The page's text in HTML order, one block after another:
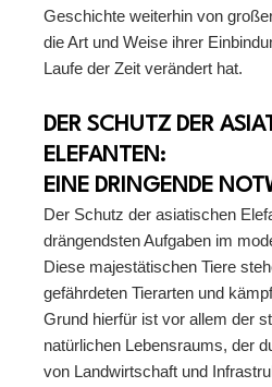
Geschichte weiterhin von
die Art und Weise ihrer
Laufe der Zeit verändert hat.
DER SCHUTZ DER
ELEFANTEN:
EINE DRINGENDE
Der Schutz der asiatischen
drängendsten Aufgaben im
Diese majestätischen Tiere
gefährdeten Tierarten und
Grund hierfür ist vor allem der
natürlichen Lebensraums, der
von Landwirtschaft und